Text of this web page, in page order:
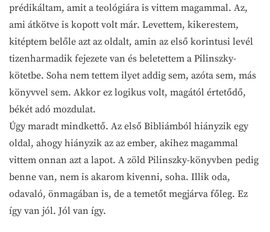
prédikáltam, amit a teológiára is vittem magammal. Az,
ami átkötve is kopott volt már. Levettem, kikerestem,
kitéptem belőle azt az oldalt, amin az első korintusi levél
tizenharmadik fejezete van és beletettem a Pilinszky-
kötetbe. Soha nem tettem ilyet addig sem, azóta sem, más
könyvvel sem. Akkor ez logikus volt, magától értetődő,
békét adó mozdulat.
Úgy maradt mindkettő. Az első Bibliámból hiányzik egy
oldal, ahogy hiányzik az az ember, akihez magammal
vittem onnan azt a lapot. A zöld Pilinszky-könyvben pedig
benne van, nem is akarom kivenni, soha. Illik oda,
odavaló, önmagában is, de a temetőt megjárva főleg. Ez
így van jól. Jól van így.